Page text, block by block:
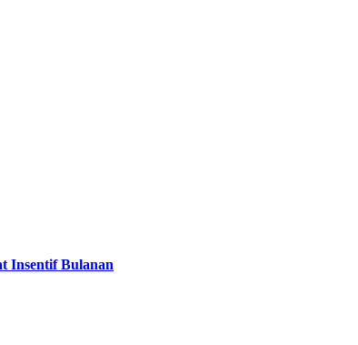
Insentif Bulanan